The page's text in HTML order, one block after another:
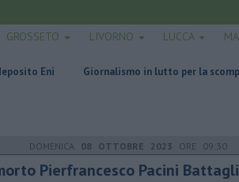
GROSSETO LIVORNO LUCCA
Giornalismo in lutto per la scomparsa di
DOMENICA 08 OTTOBRE 2023 ORE 09:30
Pierfrancesco Pacini